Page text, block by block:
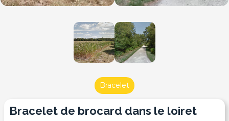
Bracelet
bracelet de brocard dans le loiret